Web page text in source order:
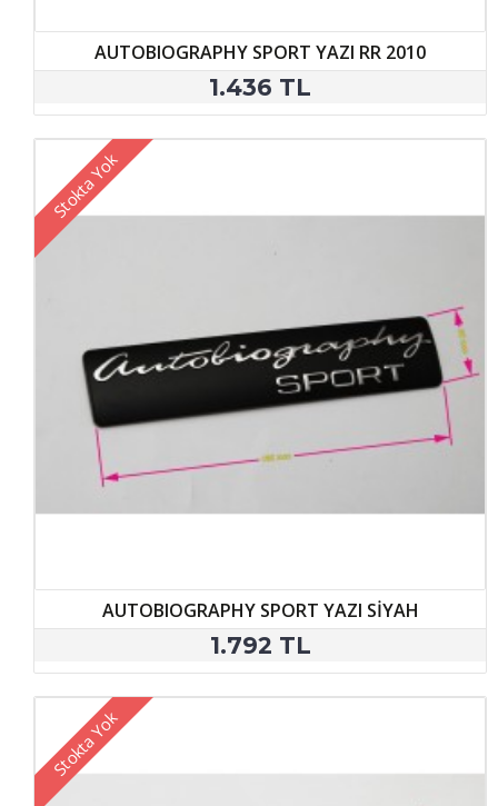
AUTOBIOGRAPHY SPORT YAZI RR 2010
1.436 TL
Stokta Yok
AUTOBIOGRAPHY SPORT YAZI SİYAH
1.792 TL
Stokta Yok